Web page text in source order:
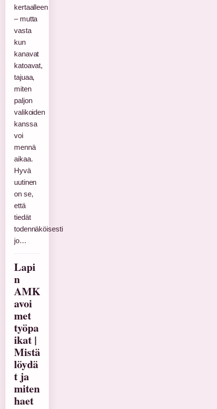
kertaalleen
– mutta
vasta
kun
kanavat
katoavat,
tajuaa,
miten
paljon
valikoiden
kanssa
voi
mennä
aikaa.
Hyvä
uutinen
on se,
että
tiedät
todennäköisesti
jo…
Lapi
n
AMK
avoi
met
työpa
ikat |
Mistä
löydä
t ja
miten
haet